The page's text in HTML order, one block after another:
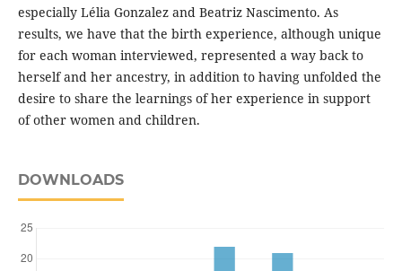
especially Lélia Gonzalez and Beatriz Nascimento. As
results, we have that the birth experience, although unique
for each woman interviewed, represented a way back to
herself and her ancestry, in addition to having unfolded the
desire to share the learnings of her experience in support
of other women and children.
DOWNLOADS